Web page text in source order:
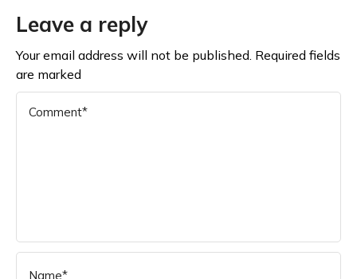
Leave a reply
Your email address will not be published. Required fields
are marked